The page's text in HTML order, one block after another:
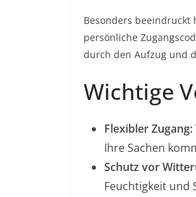
Besonders beeindruckt
persönliche
durch den Aufzug und
Wichtige
Flexibler Zugang:
Ihre Sachen
Schutz vor
Feuchtigkeit und